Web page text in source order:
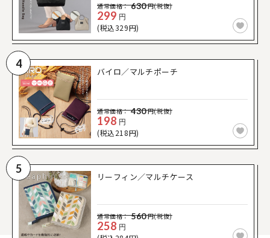
通常価格： 630円(税抜)
299 円
(税込329円)
4
バイロ／マルチポーチ
通常価格： 430円(税抜)
198 円
(税込218円)
5
リーフィン／マルチケース
通常価格： 560円(税抜)
258 円